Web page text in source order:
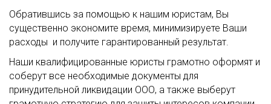
Обратившись за помощью к нашим юристам, Вы
существенно экономите время, минимизируете Ваши
расходы и получите гарантированный результат.
Наши квалифицированные юристы грамотно оформят и
соберут все необходимые документы для
принудительной ликвидации ООО, а также выберут